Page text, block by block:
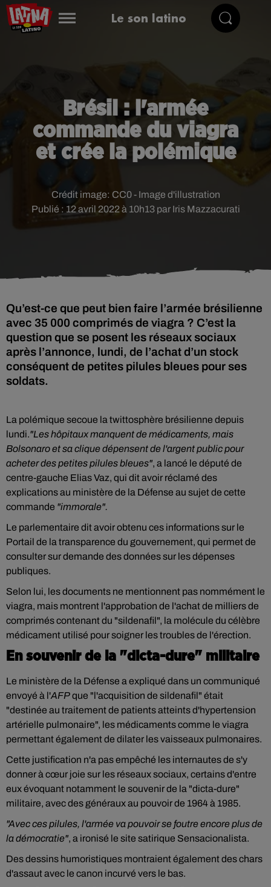
Le son latino
Brésil : l'armée
commande du viagra
et crée la polémique
Publié : 12 avril 2022 à 10h13 par Iris Mazzacurati
Crédit image: CC0 - Image d'illustration
Qu’est-ce que peut bien faire l’armée brésilienne
avec 35 000 comprimés de viagra ? C’est la
question que se posent les réseaux sociaux
après l’annonce, lundi, de l’achat d’un stock
conséquent de petites pilules bleues pour ses
soldats.
La polémique secoue la twittosphère brésilienne depuis
lundi."Les hôpitaux manquent de médicaments, mais
Bolsonaro et sa clique dépensent de l'argent public pour
acheter des petites pilules bleues", a lancé le député de
centre-gauche Elias Vaz, qui dit avoir réclamé des
explications au ministère de la Défense au sujet de cette
commande "immorale".
Le parlementaire dit avoir obtenu ces informations sur le
Portail de la transparence du gouvernement, qui permet de
consulter sur demande des données sur les dépenses
publiques.
Selon lui, les documents ne mentionnent pas nommément le
viagra, mais montrent l'approbation de l'achat de milliers de
comprimés contenant du "sildenafil", la molécule du célèbre
médicament utilisé pour soigner les troubles de l'érection.
En souvenir de la "dicta-dure" militaire
Le ministère de la Défense a expliqué dans un communiqué
envoyé à l'AFPque "l'acquisition de sildenafil" était
"destinée au traitement de patients atteints d'hypertension
artérielle pulmonaire", les médicaments comme le viagra
permettant également de dilater les vaisseaux pulmonaires.
Cette justification n'a pas empêché les internautes de s'y
donner à cœur joie sur les réseaux sociaux, certains d'entre
eux évoquant notamment le souvenir de la "dicta-dure"
militaire, avec des généraux au pouvoir de 1964 à 1985.
"Avec ces pilules, l'armée va pouvoir se foutre encore plus de
la démocratie", a ironisé le site satirique Sensacionalista.
Des dessins humoristiques montraient également des chars
d'assaut avec le canon incurvé vers le bas.